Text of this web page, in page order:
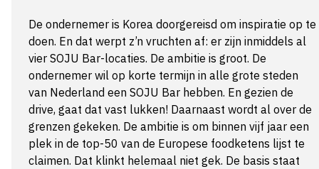
De ondernemer is Korea doorgereisd om inspiratie op te
doen. En dat werpt z’n vruchten af: er zijn inmiddels al
vier SOJU Bar-locaties. De ambitie is groot. De
ondernemer wil op korte termijn in alle grote steden
van Nederland een SOJU Bar hebben. En gezien de
drive, gaat dat vast lukken! Daarnaast wordt al over de
grenzen gekeken. De ambitie is om binnen vijf jaar een
plek in de top-50 van de Europese foodketens lijst te
claimen. Dat klinkt helemaal niet gek. De basis staat